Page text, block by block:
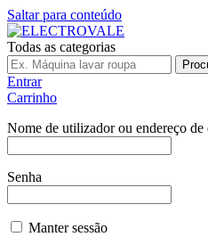
Saltar para conteúdo
Todas as categorias
Entrar
Carrinho
Nome de utilizador ou endereço de
Senha
Manter sessão